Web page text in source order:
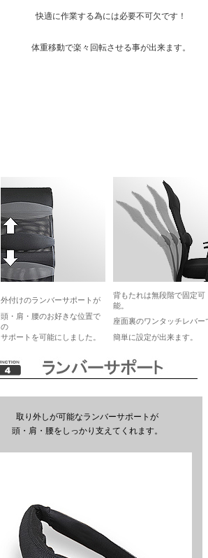
快適に作業する為には必要不可欠です！
体重移動で楽々回転させる事が出来ます。
外付けのランバーサポートが
背もたれは無段階で固定可
能。
頭・肩・腰のお好きな位置で
の
座面裏のワンタッチレバー
サポートを可能にしました。
簡単に設定が出来ます。
取り外しが可能なランバーサポートが
頭・肩・腰をしっかり支えてくれます。